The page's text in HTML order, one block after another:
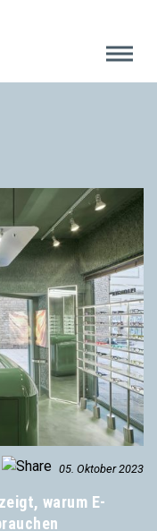
05. Oktober 2023
warum E-